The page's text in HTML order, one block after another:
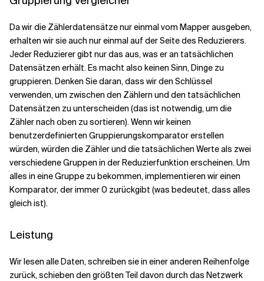
Da wir die Zählerdatensätze nur einmal vom Mapper ausgeben,
erhalten wir sie auch nur einmal auf der Seite des Reduzierers.
Jeder Reduzierer gibt nur das aus, was er an tatsächlichen
Datensätzen erhält. Es macht also keinen Sinn, Dinge zu
gruppieren. Denken Sie daran, dass wir den Schlüssel
verwenden, um zwischen den Zählern und den tatsächlichen
Datensätzen zu unterscheiden (das ist notwendig, um die
Zähler nach oben zu sortieren). Wenn wir keinen
benutzerdefinierten Gruppierungskomparator erstellen
würden, würden die Zähler und die tatsächlichen Werte als zwei
verschiedene Gruppen in der Reduzierfunktion erscheinen. Um
alles in eine Gruppe zu bekommen, implementieren wir einen
Komparator, der immer 0 zurückgibt (was bedeutet, dass alles
gleich ist).
Leistung
Wir lesen alle Daten, schreiben sie in einer anderen Reihenfolge
zurück, schieben den größten Teil davon durch das Netzwerk